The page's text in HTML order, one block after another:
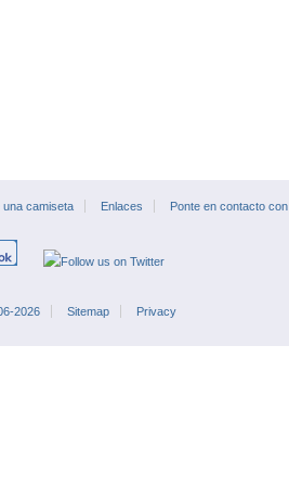
una camiseta Enlaces Ponte en contacto
2026 Sitemap Privacy